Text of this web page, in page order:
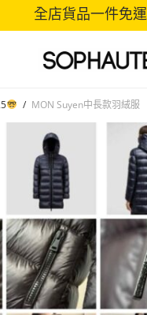
全店貨品一件免運
/ MON Suyen中長款羽絨服